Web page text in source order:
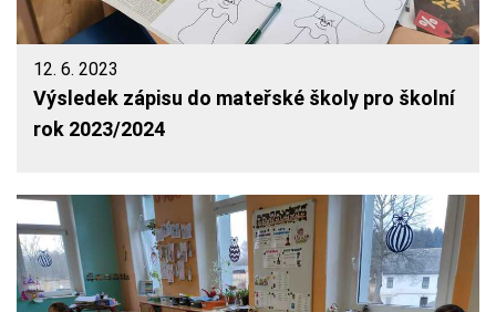
12. 6. 2023
Výsledek zápisu do mateřské školy pro školní
rok 2023/2024